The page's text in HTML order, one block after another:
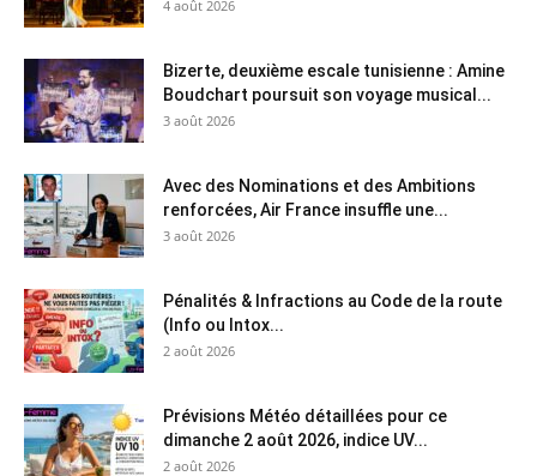
4 août 2026
Bizerte, deuxième escale tunisienne : Amine
Boudchart poursuit son voyage musical...
3 août 2026
Avec des Nominations et des Ambitions
renforcées, Air France insuffle une...
3 août 2026
Pénalités & Infractions au Code de la route
(Info ou Intox...
2 août 2026
Prévisions Météo détaillées pour ce
dimanche 2 août 2026, indice UV...
2 août 2026